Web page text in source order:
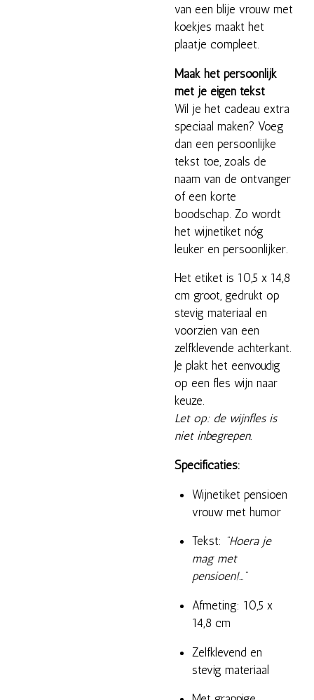
van een blije vrouw met
koekjes maakt het
plaatje compleet.
Maak het persoonlijk
met je eigen tekst
Wil je het cadeau extra
speciaal maken? Voeg
dan een persoonlijke
tekst toe, zoals de
naam van de ontvanger
of een korte
boodschap. Zo wordt
het wijnetiket nóg
leuker en persoonlijker.
Het etiket is 10,5 x 14,8
cm groot, gedrukt op
stevig materiaal en
voorzien van een
zelfklevende achterkant.
Je plakt het eenvoudig
op een fles wijn naar
keuze.
Let op: de wijnfles is
niet inbegrepen.
Specificaties:
Wijnetiket pensioen
vrouw met humor
Tekst: "Hoera je
mag met
pensioen!..."
Afmeting: 10,5 x
14,8 cm
Zelfklevend en
stevig materiaal